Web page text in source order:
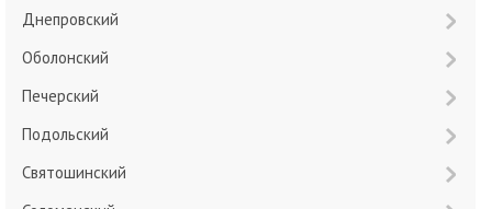
Днепровский
Оболонский
Печерский
Подольский
Святошинский